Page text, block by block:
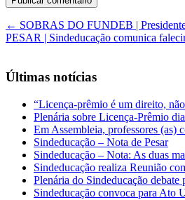
← SOBRAS DO FUNDEB |
PESAR | Sindeducação comunica
Últimas notícias
“Licença-prêmio é um direito,
Plenária sobre Licença-Prêmio
Em Assembleia, professores (as)
Sindeducação – Nota de Pesar
Sindeducação – Nota: As duas
Sindeducação realiza Reunião
Plenária do Sindeducação
Sindeducação convoca para Ato